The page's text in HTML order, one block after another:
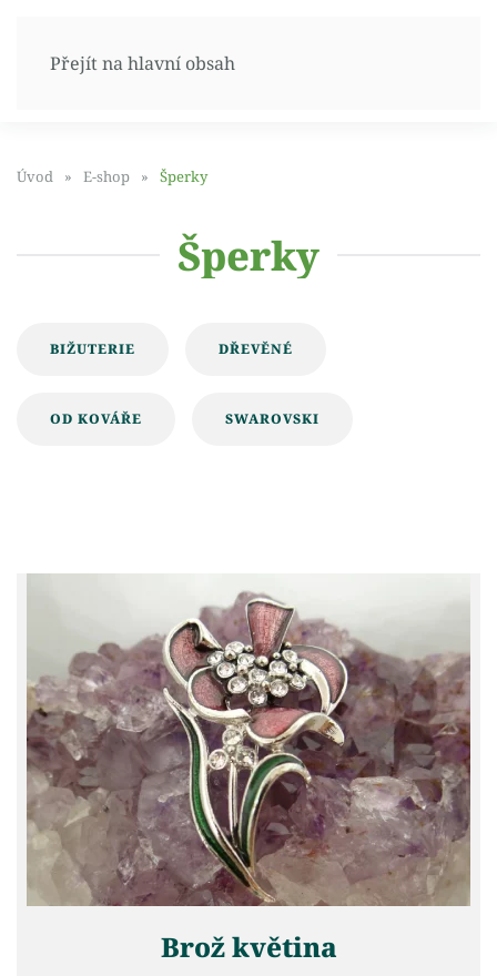
Přejít na hlavní obsah
Úvod E-shop Šperky
Šperky
BIŽUTERIE DŘEVĚNÉ
OD KOVÁŘE SWAROVSKI
Brož květina